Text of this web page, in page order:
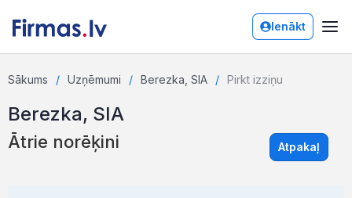
Ienākt
Sākums Uzņēmumi Berezka, SIA Pirkt izziņu
Berezka, SIA
Ātrie norēķini Atpakaļ